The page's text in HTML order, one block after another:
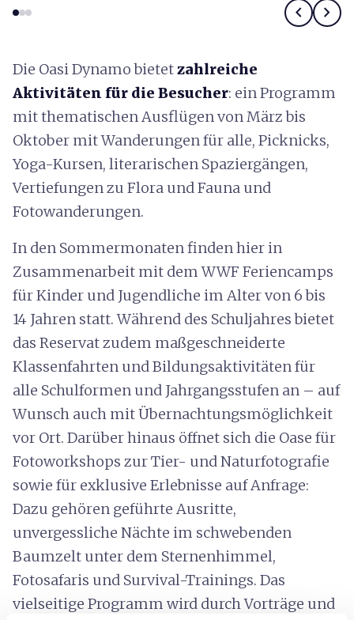
chevron_left chevron_right
Die Oasi Dynamo bietetzahlreiche
Aktivitäten für die Besucher: ein Programm
mit thematischen Ausflügen von März bis
Oktober mit Wanderungen für alle, Picknicks,
Yoga-Kursen, literarischen Spaziergängen,
Vertiefungen zu Flora und Fauna und
Fotowanderungen.
In den Sommermonaten finden hier in
Zusammenarbeit mit dem WWF Feriencamps
für Kinder und Jugendliche im Alter von 6 bis
14 Jahren statt. Während des Schuljahres bietet
das Reservat zudem maßgeschneiderte
Klassenfahrten und Bildungsaktivitäten für
alle Schulformen und Jahrgangsstufen an – auf
Wunsch auch mit Übernachtungsmöglichkeit
vor Ort. Darüber hinaus öffnet sich die Oase für
Fotoworkshops zur Tier- und Naturfotografie
sowie für exklusive Erlebnisse auf Anfrage:
Dazu gehören geführte Ausritte,
unvergessliche Nächte im schwebenden
Baumzelt unter dem Sternenhimmel,
Fotosafaris und Survival-Trainings. Das
vielseitige Programm wird durch Vorträge und